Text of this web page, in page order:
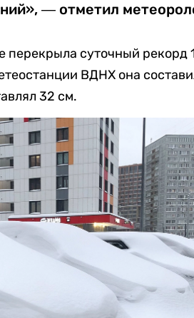
― отметил
перекрыла суточный рекорд
ВДНХ она
32 см.